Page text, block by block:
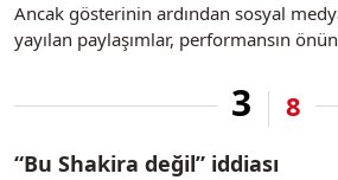
Ancak gösterinin ardından sosyal
yayılan paylaşımlar, performansın
3 8
“Bu Shakira değil” iddiası